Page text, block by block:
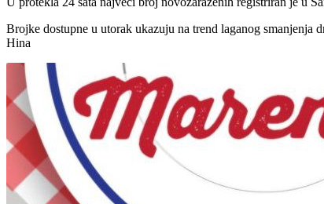
Brojke dostupne u utorak ukazuju na trend laganog
Hina